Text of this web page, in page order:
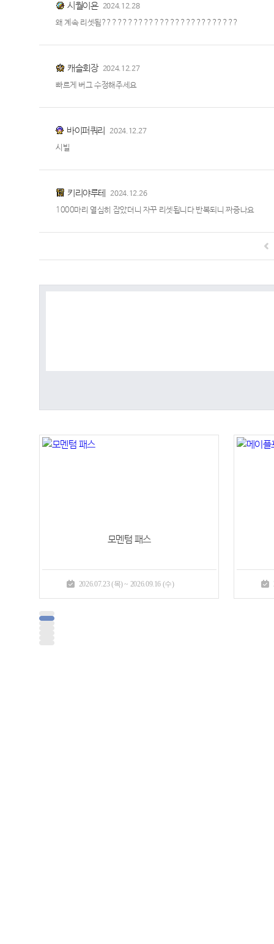
시월이욘 2024.12.28
왜 계속 리셋됨??????????????????????????
캐슬회장 2024.12.27
빠르게 버그 수정해주세요
바이퍼쿼리 2024.12.27
시빌
키리야루테 2024.12.26
1000마리 열심히 잡았더니 자꾸 리셋됩니다 반복되니 짜증나요
모멘텀 패스
2026.07.23 (목) ~ 2026.09.16 (수)